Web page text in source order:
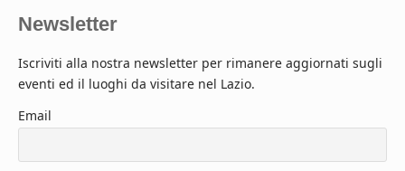
Newsletter
Iscriviti alla nostra newsletter per rimanere aggiornati sugli
eventi ed il luoghi da visitare nel Lazio.
Email